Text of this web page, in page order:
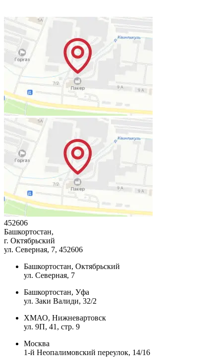
452606
Башкортостан,
г. Октябрьский
ул. Северная, 7, 452606
Башкортостан, Октябрьский
ул. Северная, 7
Башкортостан, Уфа
ул. Заки Валиди, 32/2
ХМАО, Нижневартовск
ул. 9П, 41, стр. 9
Москва
1-й Неопалимовский переулок, 14/16